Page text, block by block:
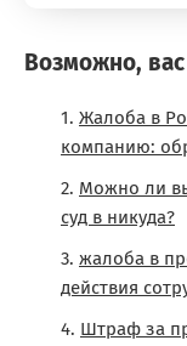
Возможно, вас
Жалоба в
компанию:
Можно ли
суд в никуда?
жалоба в
действия
Штраф за